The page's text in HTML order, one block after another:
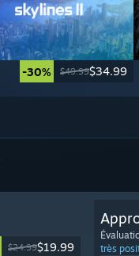
-30% $49.99$34.99
$24.99$19.99
très